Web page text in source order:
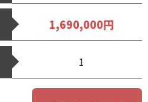
1,690,000円
1